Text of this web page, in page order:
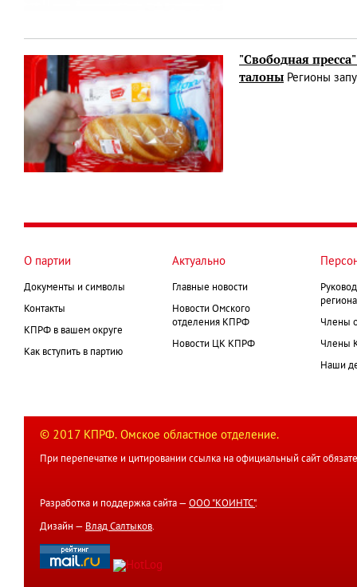
"Свободная
талоны Регионы
О партии
Документы и символы
Контакты
КПРФ в вашем округе
Как вступить в партию
Актуально
Главные новости
Новости Омского
отделения КПРФ
Новости ЦК КПРФ
Члены
Члены
Наши
© 2017 КПРФ. Омское областное отделение.
При перепечатке и цитировании ссылка на официальный сайт
Разработка и поддержка сайта — ООО "КОИНТС".
Дизайн — Влад Салтыков.